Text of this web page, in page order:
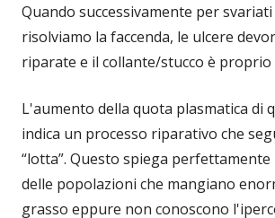
Quando successivamente per
risolviamo la faccenda, le ulcere
riparate e il collante/stucco è proprio
L'aumento della quota plasmatica di
indica un processo riparativo che
“lotta”. Questo spiega
delle popolazioni che mangiano
grasso eppure non conoscono